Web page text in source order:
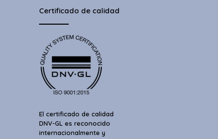
Certificado de calidad
El certificado de calidad
DNV-GL es reconocido
internacionalmente y